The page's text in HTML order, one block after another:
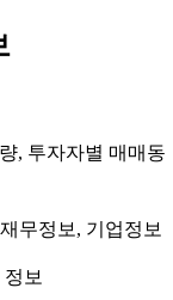
, 투자자별 매매동
무정보, 기업정보
보